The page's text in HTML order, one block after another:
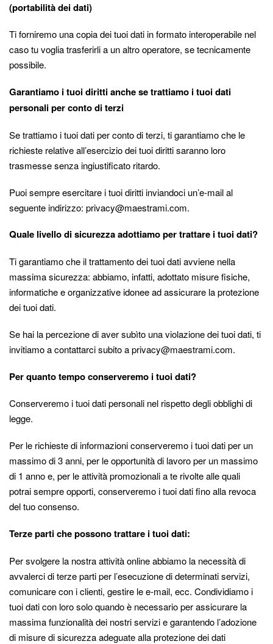
(portabilità dei dati)
Ti forniremo una copia dei tuoi dati in formato interoperabile nel
caso tu voglia trasferirli a un altro operatore, se tecnicamente
possibile.
Garantiamo i tuoi diritti anche se trattiamo i tuoi dati
personali per conto di terzi
Se trattiamo i tuoi dati per conto di terzi, ti garantiamo che le
richieste relative all’esercizio dei tuoi diritti saranno loro
trasmesse senza ingiustificato ritardo.
Puoi sempre esercitare i tuoi diritti inviandoci un’e-mail al
seguente indirizzo: privacy@maestrami.com.
Quale livello di sicurezza adottiamo per trattare i tuoi dati?
Ti garantiamo che il trattamento dei tuoi dati avviene nella
massima sicurezza: abbiamo, infatti, adottato misure fisiche,
informatiche e organizzative idonee ad assicurare la protezione
dei tuoi dati.
Se hai la percezione di aver subìto una violazione dei tuoi dati, ti
invitiamo a contattarci subito a privacy@maestrami.com.
Per quanto tempo conserveremo i tuoi dati?
Conserveremo i tuoi dati personali nel rispetto degli obblighi di
legge.
Per le richieste di informazioni conserveremo i tuoi dati per un
massimo di 3 anni, per le opportunità di lavoro per un massimo
di 1 anno e, per le attività promozionali a te rivolte alle quali
potrai sempre opporti, conserveremo i tuoi dati fino alla revoca
del tuo consenso.
Terze parti che possono trattare i tuoi dati:
Per svolgere la nostra attività online abbiamo la necessità di
avvalerci di terze parti per l’esecuzione di determinati servizi,
comunicare con i clienti, gestire le e-mail, ecc. Condividiamo i
tuoi dati con loro solo quando è necessario per assicurare la
massima funzionalità dei nostri servizi e garantendo l’adozione
di misure di sicurezza adeguate alla protezione dei dati